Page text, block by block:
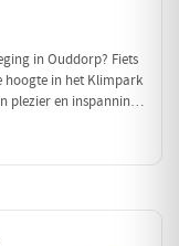
in Ouddorp? Fiets
hoogte in het Klimpark
plezier en inspanning